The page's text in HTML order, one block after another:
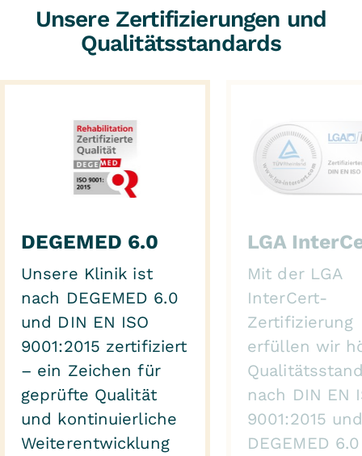
Unsere Zertifizierungen und
Qualitätsstandards
DEGEMED 6.0
Unsere Klinik ist
nach DEGEMED 6.0
und DIN EN ISO
9001:2015 zertifiziert
– ein Zeichen für
geprüfte Qualität
und kontinuierliche
Weiterentwicklung
LGA
Mit der LGA
InterCert-
Zertifizierung
erfüllen wir
nach DIN EN
9001:2015
DEGEMED